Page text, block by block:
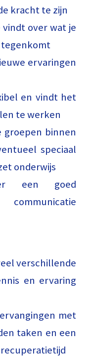
kracht te zijn
vindt over wat je
tegenkomt
ervaringen
en vindt het
te werken
groepen binnen
speciaal
onderwijs
een goed
communicatie
verschillende
en ervaring
met
taken en een